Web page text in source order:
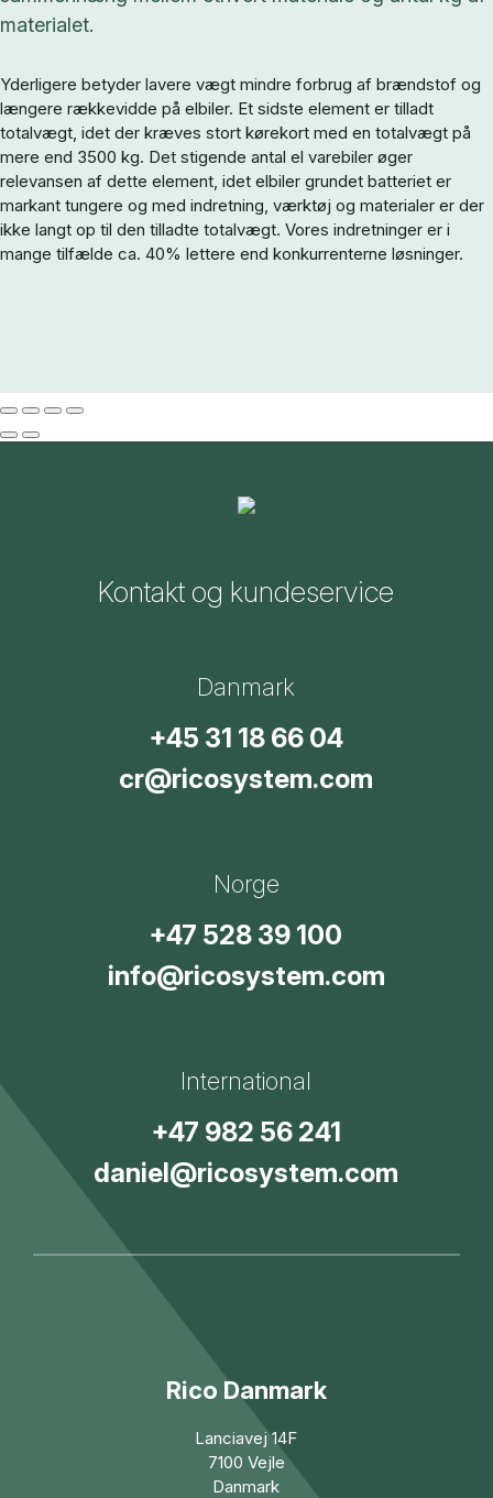
materialet.
Yderligere betyder lavere vægt mindre forbrug af brændstof og
længere rækkevidde på elbiler. Et sidste element er tilladt
totalvægt, idet der kræves stort kørekort med en totalvægt på
mere end 3500 kg. Det stigende antal el varebiler øger
relevansen af dette element, idet elbiler grundet batteriet er
markant tungere og med indretning, værktøj og materialer er der
ikke langt op til den tilladte totalvægt. Vores indretninger er i
mange tilfælde ca. 40% lettere end konkurrenterne løsninger.
Kontakt og kundeservice
Danmark
+45 31 18 66 04
cr@ricosystem.com
Norge
+47 528 39 100
info@ricosystem.com
International
+47 982 56 241
daniel@ricosystem.com
Rico Danmark
Lanciavej 14F
7100 Vejle
Danmark